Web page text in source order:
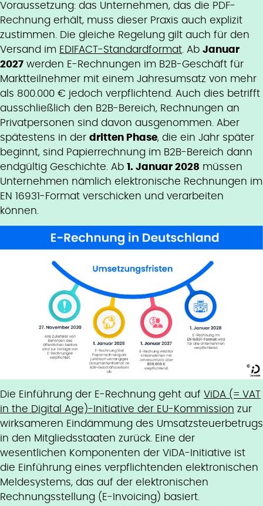
Voraussetzung: das Unternehmen, das die PDF-
Rechnung erhält, muss dieser Praxis auch explizit
zustimmen. Die gleiche Regelung gilt auch für den
Versand im EDIFACT-Standardformat . Ab Januar
2027 werden E-Rechnungen im B2B-Geschäft für
Marktteilnehmer mit einem Jahresumsatz von mehr
als 800.000 € jedoch verpflichtend. Auch dies betrifft
ausschließlich den B2B-Bereich, Rechnungen an
Privatpersonen sind davon ausgenommen. Aber
spätestens in der dritten Phase, die ein Jahr später
beginnt, sind Papierrechnung im B2B-Bereich dann
endgültig Geschichte. Ab 1. Januar 2028 müssen
Unternehmen nämlich elektronische Rechnungen im
EN 16931-Format verschicken und verarbeiten
können.
Die Einführung der E-Rechnung geht auf ViDA (= VAT
in the Digital Age)-Initiative der EU-Kommission zur
wirksameren Eindämmung des Umsatzsteuerbetrugs
in den Mitgliedsstaaten zurück. Eine der
wesentlichen Komponenten der ViDA-Initiative ist
die Einführung eines verpflichtenden elektronischen
Meldesystems, das auf der elektronischen
Rechnungsstellung (E-Invoicing) basiert.